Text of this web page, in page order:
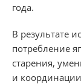
года.
В результате
потребление
старения,
и